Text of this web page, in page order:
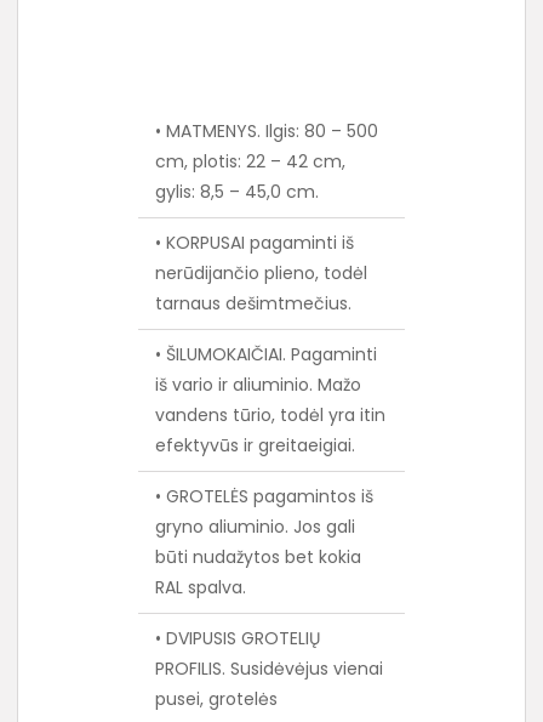
• MATMENYS. Ilgis: 80 – 500
cm, plotis: 22 – 42 cm,
gylis: 8,5 – 45,0 cm.
• KORPUSAI pagaminti iš
nerūdijančio plieno, todėl
tarnaus dešimtmečius.
• ŠILUMOKAIČIAI. Pagaminti
iš vario ir aliuminio. Mažo
vandens tūrio, todėl yra itin
efektyvūs ir greitaeigiai.
• GROTELĖS pagamintos iš
gryno aliuminio. Jos gali
būti nudažytos bet kokia
RAL spalva.
• DVIPUSIS GROTELIŲ
PROFILIS. Susidėvėjus vienai
pusei, grotelės